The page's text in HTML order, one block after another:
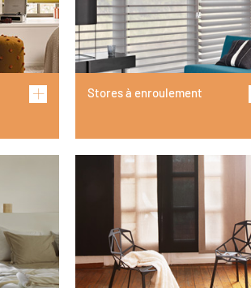
Stores à enroulement